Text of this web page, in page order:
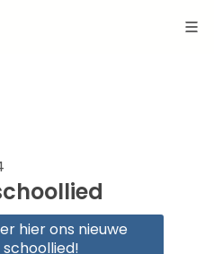
hier ons nieuwe
schoollied!